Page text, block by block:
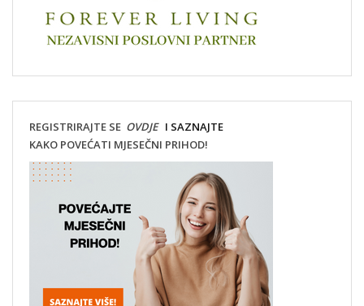
REGISTRIRAJTE SE OVDJEI SAZNAJTE
KAKO POVEĆATI MJESEČNI PRIHOD!